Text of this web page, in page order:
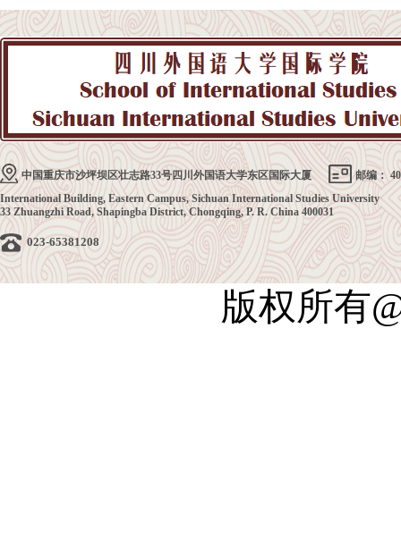
中国重庆市沙坪坝区壮志路33号四川外国语大学东区国际大厦
邮编：
International Building, Eastern Campus, Sichuan International Studies University
33 Zhuangzhi Road, Shapingba District, Chongqing, P. R. China 400031
023-65381208
版权所有